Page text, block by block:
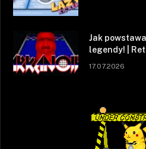
Jak
legendy! |
17.07.2026